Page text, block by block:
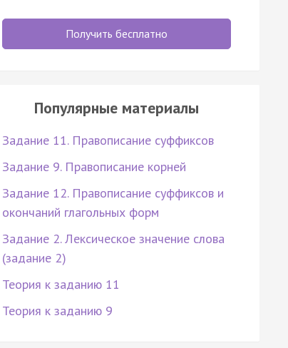
Получить бесплатно
Популярные материалы
Задание 11. Правописание суффиксов
Задание 9. Правописание корней
Задание 12. Правописание суффиксов и
окончаний глагольных форм
Задание 2. Лексическое значение слова
(задание 2)
Теория к заданию 11
Теория к заданию 9